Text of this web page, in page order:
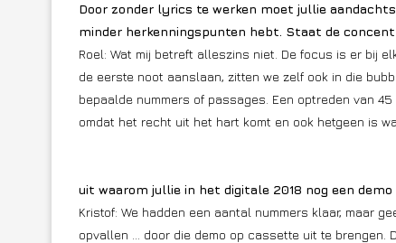
Door zonder lyrics te werken moet jullie
minder herkenningspunten hebt. Staat de
Roel: Wat mij betreft alleszins niet. De focus is er bij
de eerste noot aanslaan, zitten we zelf ook in die
bepaalde nummers of passages. Een optreden van
omdat het recht uit het hart komt en ook hetgeen is
uit waarom jullie in het digitale 2018 nog een
Kristof: We hadden een aantal nummers klaar, maar
opvallen … door die demo op cassette uit te brengen.